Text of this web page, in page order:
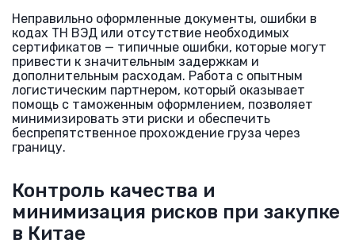
Неправильно оформленные документы, ошибки в
кодах ТН ВЭД или отсутствие необходимых
сертификатов — типичные ошибки, которые могут
привести к значительным задержкам и
дополнительным расходам. Работа с опытным
логистическим партнером, который оказывает
помощь с таможенным оформлением, позволяет
минимизировать эти риски и обеспечить
беспрепятственное прохождение груза через
границу.
Контроль качества и
минимизация рисков при закупке
в Китае